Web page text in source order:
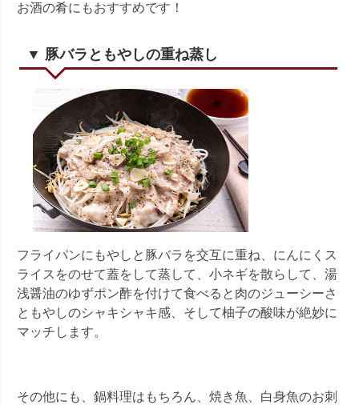
お酒の肴にもおすすめです！
▼ 豚バラともやしの重ね蒸し
フライパンにもやしと豚バラを交互に重ね、にんにくス
ライスをのせて蓋をして蒸して、小ネギを散らして、湯
浅醤油のゆずポン酢を付けて食べると肉のジューシーさ
ともやしのシャキシャキ感、そして柚子の酸味が絶妙に
マッチします。
その他にも、鍋料理はもちろん、焼き魚、白身魚のお刺